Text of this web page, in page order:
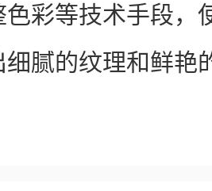
色彩等技术手段
细腻的纹理和鲜艳